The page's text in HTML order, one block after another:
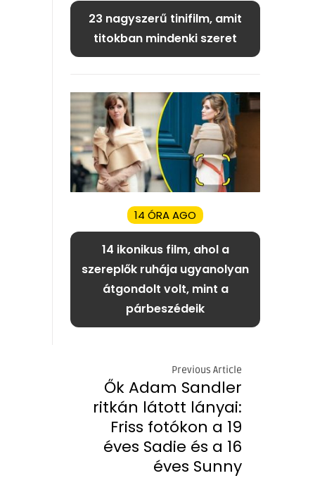
23 nagyszerű tinifilm, amit
titokban mindenki szeret
14 ÓRA AGO
14 ikonikus film, ahol a
szereplők ruhája ugyanolyan
átgondolt volt, mint a
párbeszédeik
Previous Article
Ők Adam Sandler
ritkán látott lányai:
Friss fotókon a 19
éves Sadie és a 16
éves Sunny